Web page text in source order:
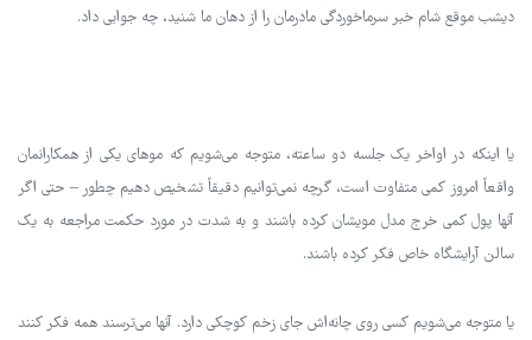
دیشب موقع شام خبر سرماخوردگی مادرمان را از دهان ما شنید، چه جوابی داد.
یا اینکه در اواخر یک جلسه دو ساعته، متوجه می‌شویم که موهای یکی از همکارانمان
واقعاً امروز کمی متفاوت است، گرچه نمی‌توانیم دقیقاً تشخیص دهیم چطور – حتی اگر
آنها پول کمی خرج مدل مویشان کرده باشند و به شدت در مورد حکمت مراجعه به یک
سالن آرایشگاه خاص فکر کرده باشند.
یا متوجه می‌شویم کسی روی چانه‌اش جای زخم کوچکی دارد. آنها می‌ترسند همه فکر کنند